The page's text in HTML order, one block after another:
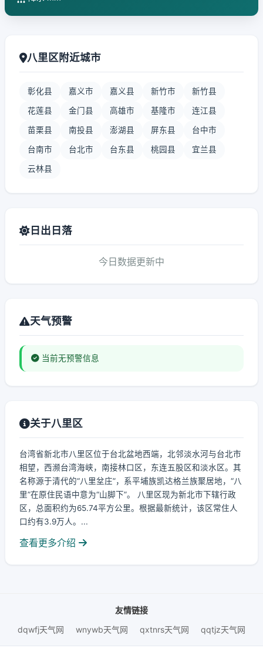
八里区附近城市
彰化县 嘉义市 嘉义县 新竹市 新竹县
花莲县 金门县 高雄市 基隆市 连江县
苗栗县 南投县 澎湖县 屏东县 台中市
台南市 台北市 台东县 桃园县 宜兰县
云林县
日出日落
今日数据更新中
天气预警
当前无预警信息
关于八里区
台湾省新北市八里区位于台北盆地西端，北邻淡水河与台北市
相望，西濒台湾海峡，南接林口区，东连五股区和淡水区。其
名称源于清代的“八里坌庄”，系平埔族凯达格兰族聚居地，“八
里”在原住民语中意为“山脚下”。 八里区现为新北市下辖行政
区，总面积约为65.74平方公里。根据最新统计，该区常住人
口约有3.9万人。...
查看更多介绍
友情链接
dqwfj天气网
wnywb天气网 qxtnrs天气网 qqtjz天气网